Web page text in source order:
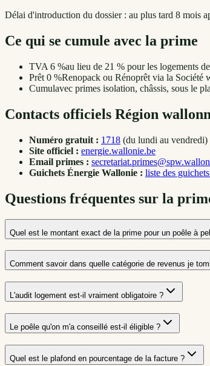
Délai d'introduction du dossier : au plus tard 8 mois
Ce qui se cumule avec la prime
TVA 6 %au lieu de 21 % pour les logements
Prêt 0 %Renopack ou Rénoprêt via la Société
Cumulavec primes isolation, châssis, sous le
Contacts officiels Région
Numéro gratuit : 1718 (du lundi au vendredi)
Site officiel : energie.wallonie.be
Email primes :
Guichets Énergie Wallonie : liste des
Questions fréquentes sur la
Quel est le montant exact de la prime pour un poêle à
Comment savoir dans quelle catégorie de revenus je
L'audit logement est-il vraiment obligatoire ?
Le poêle qu'on m'a conseillé est-il éligible ?
Quel est le plafond en pourcentage de la facture ?